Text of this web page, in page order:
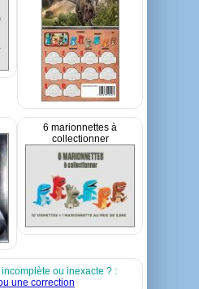
6 marionnettes à
collectionner
ou inexacte ? :
une correction